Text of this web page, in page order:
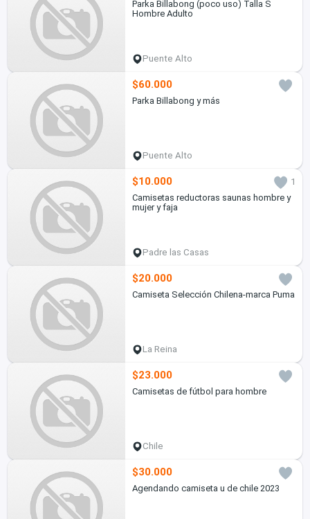
Parka Billabong (poco uso) Talla S
Hombre Adulto
Puente Alto
$60.000
Parka Billabong y más
Puente Alto
$10.000
1
Camisetas reductoras saunas hombre y
mujer y faja
Padre las Casas
$20.000
Camiseta Selección Chilena-marca Puma
La Reina
$23.000
Camisetas de fútbol para hombre
Chile
$30.000
Agendando camiseta u de chile 2023